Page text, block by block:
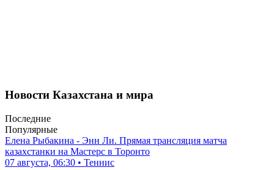
Новости Казахстана и мира
Последние
Популярные
Елена Рыбакина - Энн Ли. Прямая трансляция матча
казахстанки на Мастерс в Торонто
07 августа, 06:30 • Теннис